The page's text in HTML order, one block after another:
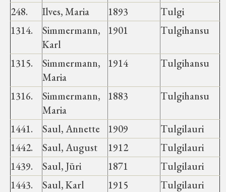
248.
Ilves, Maria 1893
Tulgi
1314.
Simmermann,
Karl
1901 Tulgihansu
1315.
Simmermann,
Maria
1914 Tulgihansu
1316.
Simmermann,
Maria
1883 Tulgihansu
1441. Saul, Annette 1909
Tulgilauri
1442.
Saul, August 1912
Tulgilauri
1439.
Saul, Jüri 1871
Tulgilauri
1443.
Saul, Karl 1915
Tulgilauri